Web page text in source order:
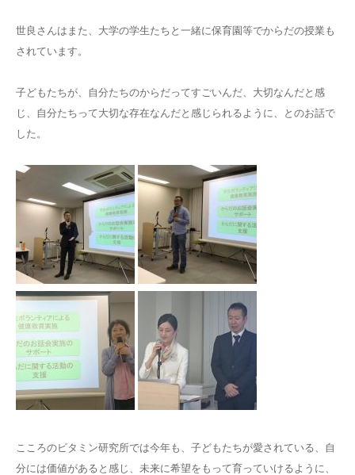
世良さんはまた、大学の学生たちと一緒に保育園等でからだの授業も
されています。
子どもたちが、自分たちのからだってすごいんだ、大切なんだと感
じ、自分たちって大切な存在なんだと感じられるように、とのお話で
した。
こころのビタミン研究所では今年も、子どもたちが愛されている、自
分には価値があると感じ、未来に希望をもって育っていけるように、